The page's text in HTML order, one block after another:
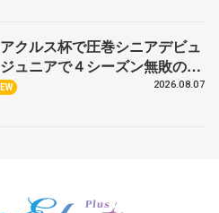
クルス杯で圧巻シニアデビュ
ュニアで４シーズン無敗の島
2026.08.07